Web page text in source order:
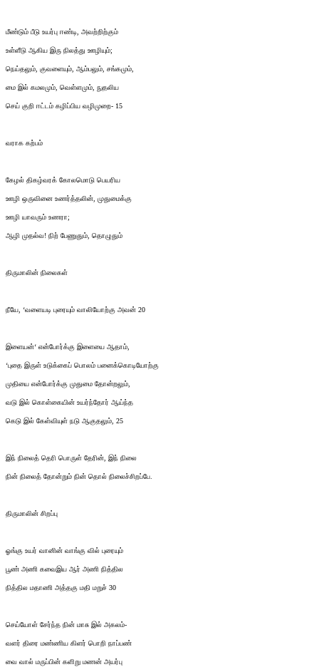
மீண்டும் பீடு உயர்பு ஈண்டி, அவற்றிற்கும்
உள்ளீடு ஆகிய இரு நிலத்து ஊழியும்;
நெய்தலும், குவளையும், ஆம்பலும், சங்கமும்,
மை இல் கமலமும், வெள்ளமும், நுதலிய
செய் குறி ஈட்டம் கழிப்பிய வழிமுறை- 15
வராக கற்பம்
கேழல் திகழ்வரக் கோலமொடு பெயரிய
ஊழி ஒருவினை உணர்த்தலின், முதுமைக்கு
ஊழி யாவரும் உணரா;
ஆழி முதல்வ! நிற் பேணுதும், தொழுதும்
திருமாலின் நிலைகள்
நீயே, ‘வளையடி புரையும் வாலியோற்கு அவன் 20
இளையன்‘ என்போர்க்கு இளையை ஆதாம்,
‘புதை இருள் உடுக்கைப் பொலம் பனைக்கொடியோற்கு
முதியை என்போர்க்கு முதுமை தோன்றலும்,
வடு இல் கொள்கையின் உயர்ந்தோர் ஆய்ந்த
கெடு இல் கேள்வியுள் நடு ஆகுதலும், 25
இந் நிலைத் தெரி பொருள் தேரின், இந் நிலை
நின் நிலைத் தோன்றும் நின் தொல் நிலைச்சிறப்பே.
திருமாலின் சிறப்பு
ஓங்கு உயர் வானின் வாங்கு வில் புரையும்
பூண் அணி கவைஇய ஆர் அணி நித்தில
நித்தில மதாணி அத்தகு மதி மறுச் 30
செய்யோள் சேர்ந்த நின் மாசு இல் அகலம்-
வளர் திரை மண்ணிய கிளர் பொறி நாப்பண்
வை வால் மருப்பின் களிறு மணன் அயர்பு